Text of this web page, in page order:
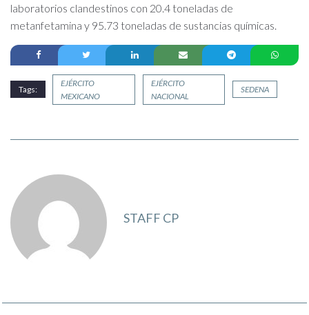
laboratorios clandestinos con 20.4 toneladas de
metanfetamina y 95.73 toneladas de sustancias químicas.
Tags:
EJÉRCITO
MEXICANO
EJÉRCITO
NACIONAL
SEDENA
STAFF CP